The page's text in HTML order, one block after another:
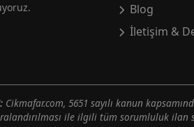
Blog
İletişim &
Cikmafar.com, 5651 sayılı kanun
ile ilgili tüm sorumluluk ilan